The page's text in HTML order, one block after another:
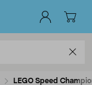
LEGO Speed